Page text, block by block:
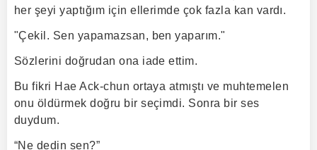
her şeyi yaptığım için ellerimde çok fazla kan vardı.
"Çekil. Sen yapamazsan, ben yaparım."
Sözlerini doğrudan ona iade ettim.
Bu fikri Hae Ack-chun ortaya atmıştı ve muhtemelen
onu öldürmek doğru bir seçimdi. Sonra bir ses
duydum.
“Ne dedin sen?”